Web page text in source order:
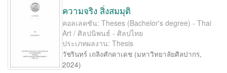
ความจริง สิ่งสมมุติ
คอลเลคชัน: Theses (Bachelor's degree) - Thai
Art / ศิลปนิพนธ์ - ศิลปไทย
ประเภทผลงาน: Thesis
วัชรินทร์ เถลิงศักดาเดช (มหาวิทยาลัยศิลปากร,
2024)